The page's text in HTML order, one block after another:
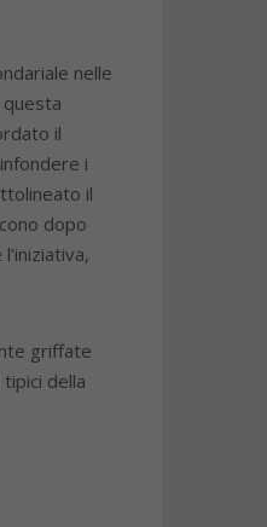
nelle
il
i
il
dopo
griffate
della